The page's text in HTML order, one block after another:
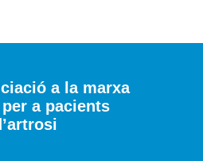
a la marxa
a pacients